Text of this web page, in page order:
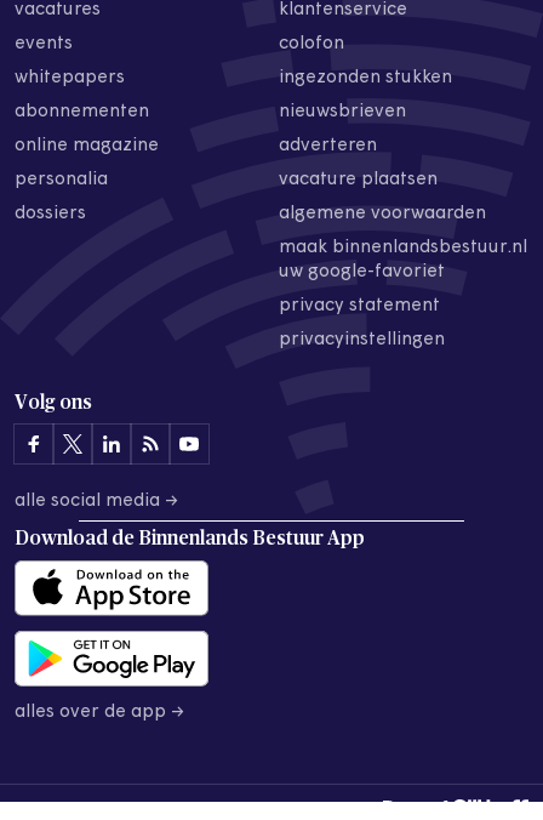
vacatures
events
whitepapers
abonnementen
online magazine
personalia
dossiers
klantenservice
colofon
ingezonden stukken
nieuwsbrieven
adverteren
vacature plaatsen
algemene voorwaarden
maak binnenlandsbestuur.nl
uw google-favoriet
privacy statement
privacyinstellingen
Volg ons
alle social media →
Download de Binnenlands Bestuur App
alles over de app →